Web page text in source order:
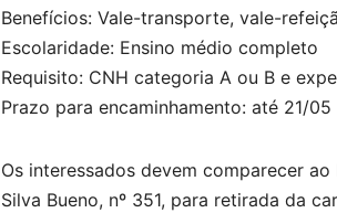
Benefícios: Vale-transporte, vale-
Escolaridade: Ensino médio completo
Requisito: CNH categoria A ou B e
Prazo para encaminhamento: até 21/05
Os interessados devem comparecer
Silva Bueno, nº 351, para retirada da